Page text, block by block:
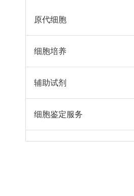
原代细胞
细胞培养
辅助试剂
细胞鉴定服务